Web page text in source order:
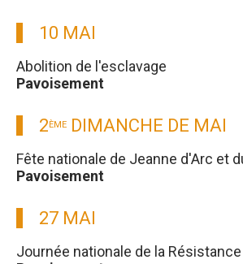
10 MAI
Abolition de l'esclavage
Pavoisement
2ÈME DIMANCHE DE MAI
Fête nationale de Jeanne d'Arc et
Pavoisement
27 MAI
Journée nationale de la Résistance